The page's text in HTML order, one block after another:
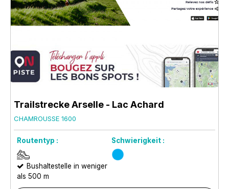
Trailstrecke Arselle - Lac Achard
CHAMROUSSE 1600
Routentyp : Schwierigkeit :
Bushaltestelle in weniger
als 500 m